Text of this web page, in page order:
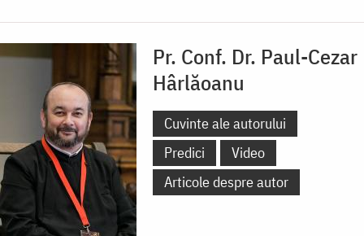
Pr. Conf. Dr. Paul-Cezar
Hârlăoanu
Cuvinte ale autorului
Predici
Video
Articole despre autor